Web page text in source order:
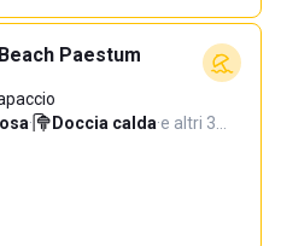
Paestum
· Doccia calda·e altri 3…